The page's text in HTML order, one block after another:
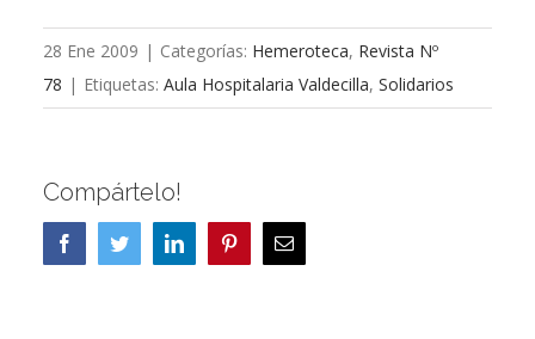
28 Ene 2009 | Categorías: Hemeroteca, Revista Nº
78 | Etiquetas: Aula Hospitalaria Valdecilla, Solidarios
Compártelo!
FacebookTwitterLinkedInPinterestCorreo
electrónico